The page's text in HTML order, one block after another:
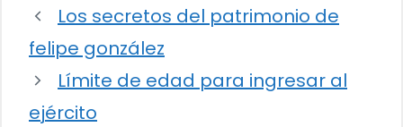
Los secretos del patrimonio de
felipe gonzález
Límite de edad para ingresar al
ejército